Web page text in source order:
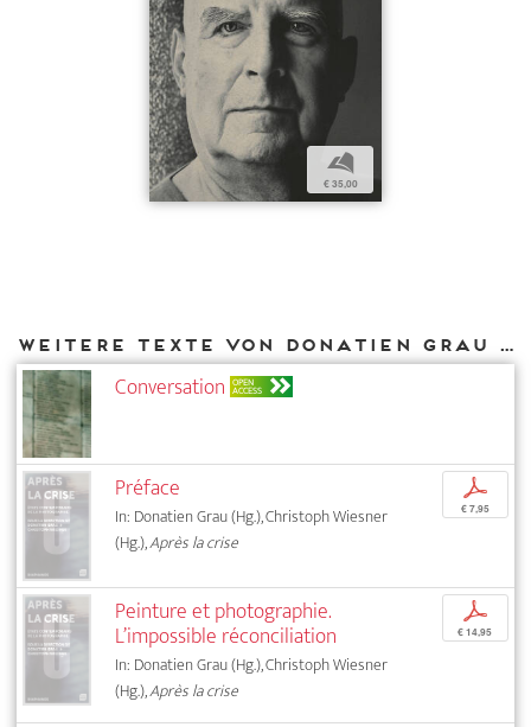
b
€ 35,00
Weitere Texte von Donatien Grau bei DIAPHANES
Conversation OPEN
ACCESS
Préface
In: Donatien Grau (Hg.), Christoph Wiesner
(Hg.),Après la crise
p
€ 7,95
Peinture et photographie.
L’impossible réconciliation
In: Donatien Grau (Hg.), Christoph Wiesner
(Hg.),Après la crise
p
€ 14,95